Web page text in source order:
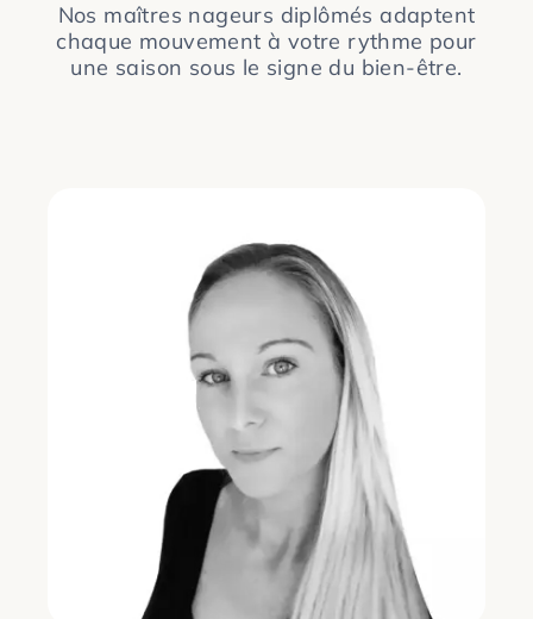
Nos maîtres nageurs diplômés adaptent
chaque mouvement à votre rythme pour
une saison sous le signe du bien-être.